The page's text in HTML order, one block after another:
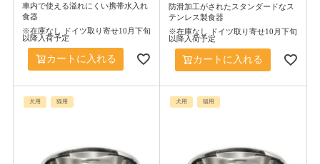
車内で使える溢れにくい携帯水入れ
食器
※在庫なし ドイツ取り寄せ10月下旬
以降入荷予定
カートに入れる
防滑加工がされたスタンダードなス
テンレス製食器
※在庫なし ドイツ取り寄せ10月下旬
以降入荷予定
カートに入れる
犬用 猫用 犬用 猫用